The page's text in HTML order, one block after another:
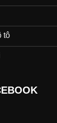
tô